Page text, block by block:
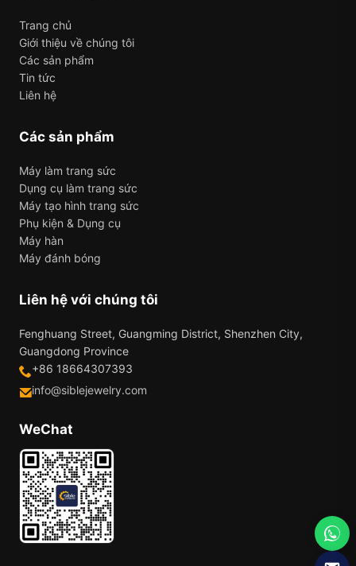
Trang chủ
Giới thiệu về chúng tôi
Các sản phẩm
Tin tức
Liên hệ
Các sản phẩm
Máy làm trang sức
Dụng cụ làm trang sức
Máy tạo hình trang sức
Phụ kiện & Dụng cụ
Máy hàn
Máy đánh bóng
Liên hệ với chúng tôi
Fenghuang Street, Guangming District, Shenzhen City,
Guangdong Province
+86 18664307393
info@siblejewelry.com
WeChat